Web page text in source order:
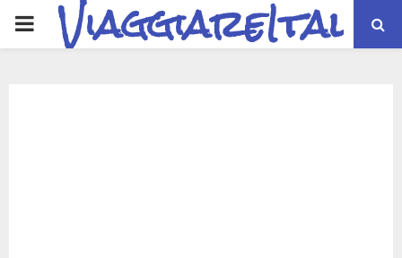
PRIMARYViaggiareItalia